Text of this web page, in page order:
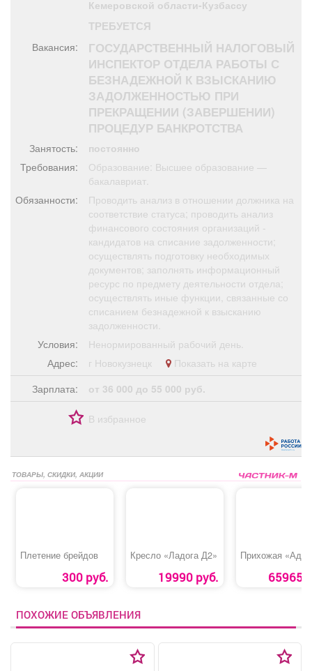
Обучение Проекты
Поздравления Погода
ТВ программа Я - пенсионер
Кемеровской области-Кузбассу
ТРЕБУЕТСЯ
Вакансия:
ГОСУДАРСТВЕННЫЙ НАЛОГОВЫЙ
ИНСПЕКТОР ОТДЕЛА РАБОТЫ С
БЕЗНАДЕЖНОЙ К ВЗЫСКАНИЮ
ЗАДОЛЖЕННОСТЬЮ ПРИ
ПРЕКРАЩЕНИИ (ЗАВЕРШЕНИИ)
ПРОЦЕДУР БАНКРОТСТВА
Занятость:
постоянно
Требования:
Образование: Высшее образование —
бакалавриат.
Обязанности:
Проводить анализ в отношении должника на
соответствие статуса; проводить анализ
финансового состояния организаций -
кандидатов на списание задолженности;
осуществлять подготовку необходимых
документов; заполнять информационный
ресурс по предмету деятельности отдела;
осуществлять иные функции, связанные со
списанием безнадежной к взысканию
задолженности.
Условия:
Ненормированный рабочий день.
Адрес:
г Новокузнецк
Показать на карте
Зарплата:
от 36 000 до 55 000 руб.
В избранное
ТОВАРЫ, СКИДКИ, АКЦИИ
Плетение брейдов
300 руб.
Кресло «Ладога Д2»
19990 руб.
Прихожая
65965
ПОХОЖИЕ ОБЪЯВЛЕНИЯ